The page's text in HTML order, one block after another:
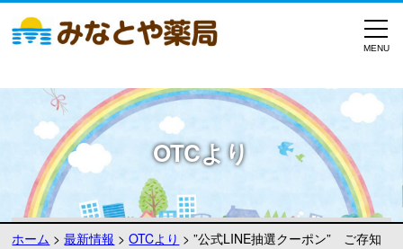
OTCより
ホーム >最新情報 >OTCより >”公式LINE抽選クーポン” ご存知